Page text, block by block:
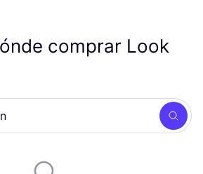
comprar Look